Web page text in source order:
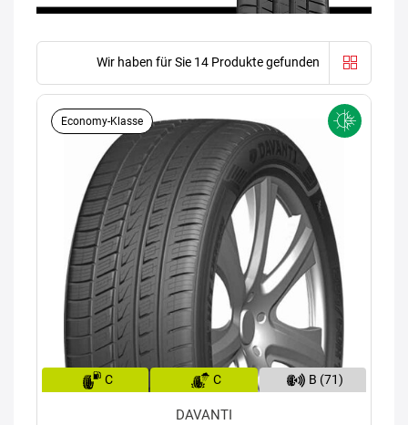
Wir haben für Sie 14 Produkte gefunden
Economy-Klasse
C C B (71)
DAVANTI